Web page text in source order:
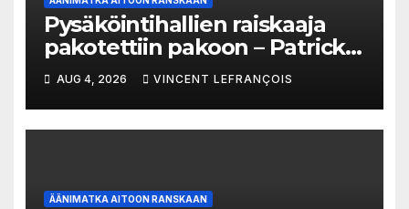
Pysäköintihallien raiskaaja
pakotettiin pakoon – Patrick
Trémeau’n tapaus
AUG 4, 2026 VINCENT LEFRANÇOIS
ÄÄNIMATKA AITOON RANSKAAN